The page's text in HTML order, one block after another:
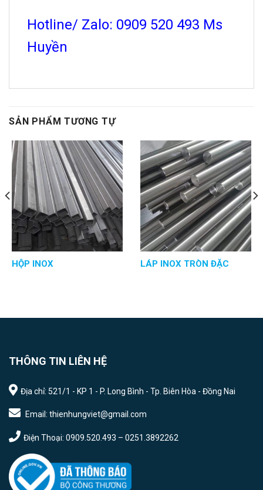
Hotline/ Zalo: 0909 520 493 Ms
Huyền
SẢN PHẨM TƯƠNG TỰ
HỘP INOX LÁP INOX TRÒN ĐẶC
THÔNG TIN LIÊN HỆ
Địa chỉ: 521/1 - KP 1 - P. Long Bình - Tp. Biên Hòa - Đồng Nai
Email: thienhungviet@gmail.com
Điện Thoại: 0909.520.493 – 0251.3892262